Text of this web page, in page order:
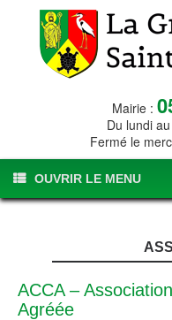
Mairie :
Du lundi
Fermé le
OUVRIR LE MENU
ACCA –
Agréée